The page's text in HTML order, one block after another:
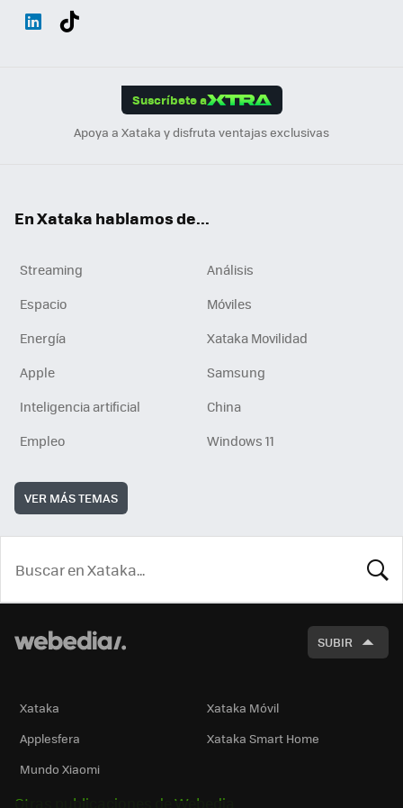
Suscríbete a
Apoya a Xataka y disfruta ventajas exclusivas
En Xataka hablamos de...
Streaming
Análisis
Espacio
Móviles
Energía
Xataka Movilidad
Apple
Samsung
Inteligencia artificial
China
Empleo
Windows 11
VER MÁS TEMAS
SUBIR
Xataka
Xataka Móvil
Applesfera
Xataka Smart Home
Mundo Xiaomi
Otras publicaciones de Webedia